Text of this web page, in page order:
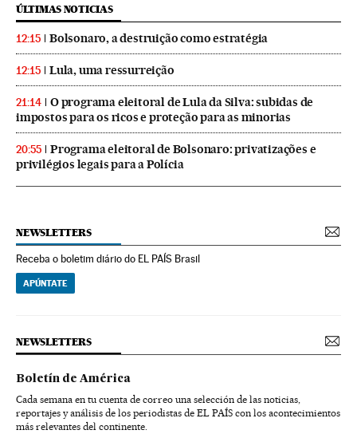
ÚLTIMAS NOTICIAS
12:15 Bolsonaro, a destruição como estratégia
12:15 Lula, uma ressurreição
21:14
O programa eleitoral de Lula da Silva: subidas de
impostos para os ricos e proteção para as minorias
20:55
Programa eleitoral de Bolsonaro: privatizações e
privilégios legais para a Polícia
NEWSLETTERS
Receba o boletim diário do EL PAÍS Brasil
APÚNTATE
NEWSLETTERS
Boletín de América
Cada semana en tu cuenta de correo una selección de las noticias,
reportajes y análisis de los periodistas de EL PAÍS con los acontecimientos
más relevantes del continente.